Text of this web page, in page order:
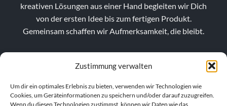
Zustimmung verwalten
Um dir ein optimales Erlebnis zu bieten, verwenden wir Technologien wie
Cookies, um Geräteinformationen zu speichern und/oder darauf zuzugreifen.
Wenn du diesen Technologien zustimmst, können wir Daten wie das
kreativen Lösungen aus einer Hand begleiten wir Dich
von der ersten Idee bis zum fertigen Produkt.
Gemeinsam schaffen wir Aufmerksamkeit, die bleibt.